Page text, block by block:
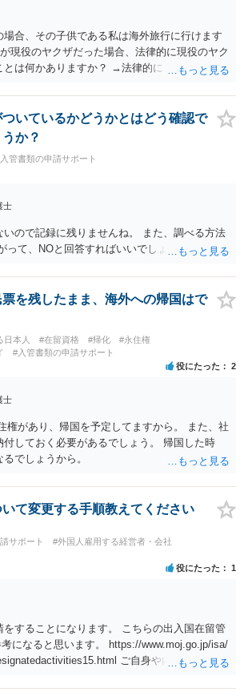
合、その子供である私は海外旅行に行けます
現役のヤクザだった場合、法律的に現役のヤク
とは何かありますか？ →法律的に、ということ
いているかどうかとはどう確認で
か？
管書類の申請サポート
士
ので記録に残りませんね。 また、調べる方法
って、NOと回答すればいいでしょう。
を残したまま、海外への帰国はで
日本人 #在留資格 #帰化
#永住権
#入管書類の申請サポート
役にたった 2
士
権があり、帰国を予定してますから。 また、社
しておく必要があるでしょう。 帰国した時
でしょうから。
て変更する手順教えてください
サポート
#外国人雇用する経営者・会社
役にたった 1
することになります。 こちらの出入国在留管
になると思います。 https://www.moj.go.jp/isa/
ご自身や内定先企業で
相談されるのが良いです。